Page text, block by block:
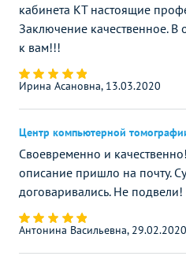
кабинета КТ настоящие
Заключение качественное.
к вам!!!
Ирина Асановна, 13.03.2020
Центр компьютерной
Своевременно и
описание пришло на почту.
договаривались. Не
Антонина Васильевна, 29.02.2020